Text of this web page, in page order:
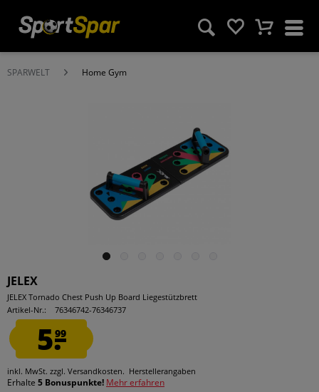
SPARWELT Home Gym
JELEX
JELEX Tornado Chest Push Up Board Liegestützbrett
Artikel-Nr.:
76346742-76346737
5.99
inkl. MwSt. zzgl. Versandkosten. Herstellerangaben
Erhalte 5 Bonuspunkte! Mehr erfahren